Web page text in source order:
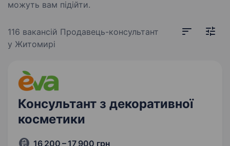
можуть вам підійти.
116 вакансій Продавець-консультант
у Житомирі
Консультант з декоративної
косметики
16 200 – 17 900 грн